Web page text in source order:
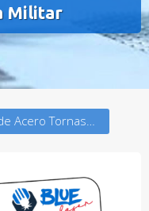
Militar
Llavero de Acero Tornasol (Rainbow) – Tipo Placa Militar